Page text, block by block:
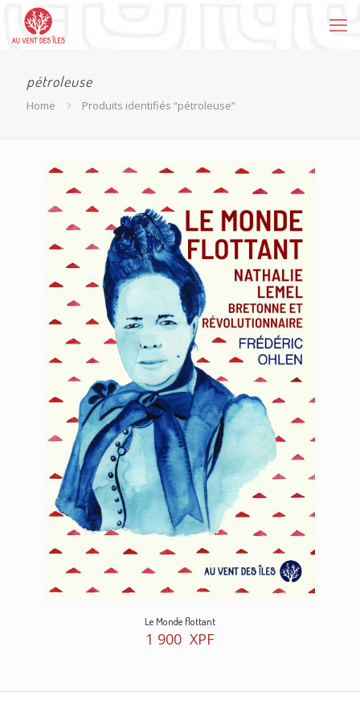
pétroleuse
Home Produits identifiés “pétroleuse”
Le Monde flottant
1 900 XPF